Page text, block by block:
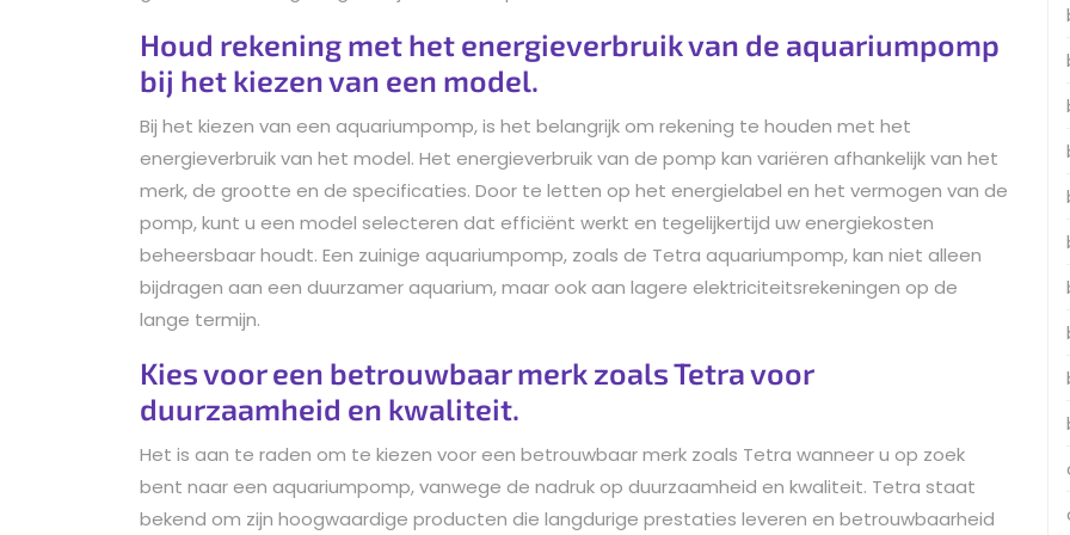
Houd rekening met het energieverbruik van de aquariumpomp
bij het kiezen van een model.
Bij het kiezen van een aquariumpomp, is het belangrijk om rekening te houden met het
energieverbruik van het model. Het energieverbruik van de pomp kan variëren afhankelijk van het
merk, de grootte en de specificaties. Door te letten op het energielabel en het vermogen van de
pomp, kunt u een model selecteren dat efficiënt werkt en tegelijkertijd uw energiekosten
beheersbaar houdt. Een zuinige aquariumpomp, zoals de Tetra aquariumpomp, kan niet alleen
bijdragen aan een duurzamer aquarium, maar ook aan lagere elektriciteitsrekeningen op de
lange termijn.
Kies voor een betrouwbaar merk zoals Tetra voor
duurzaamheid en kwaliteit.
Het is aan te raden om te kiezen voor een betrouwbaar merk zoals Tetra wanneer u op zoek
bent naar een aquariumpomp, vanwege de nadruk op duurzaamheid en kwaliteit. Tetra staat
bekend om zijn hoogwaardige producten die langdurige prestaties leveren en betrouwbaarheid